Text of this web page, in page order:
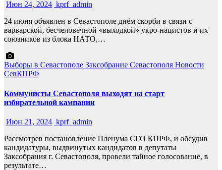
Июн 24, 2024 kprf_admin
24 июня объявлен в Севастополе днём скорби в связи с
варварской, бесчеловечной «выходкой» укро-нацистов и их
союзников из блока НАТО,…
Выборы в Севастополе Заксобрание Севастополя Новости
СевКПРФ
Коммунисты Севастополя выходят на старт
избирательной кампании
Июн 21, 2024 kprf_admin
Рассмотрев постановление Пленума СГО КПРФ, и обсудив
кандидатуры, выдвинутых кандидатов в депутаты
Заксобрания г. Севастополя, провели тайное голосование, в
результате…